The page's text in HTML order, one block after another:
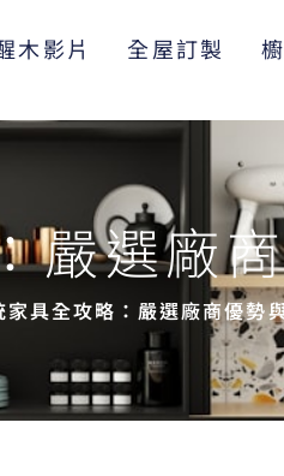
木影片 全屋訂製
嚴選廠
家具全攻略：嚴選廠商優勢